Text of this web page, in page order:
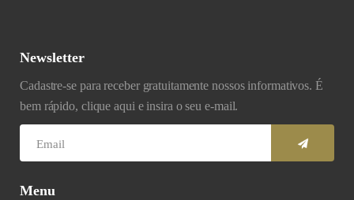
Newsletter
Cadastre-se para receber gratuitamente nossos informativos. É
bem rápido, clique aqui e insira o seu e-mail.
Menu